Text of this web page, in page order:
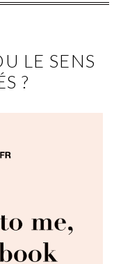
LE SENS
?